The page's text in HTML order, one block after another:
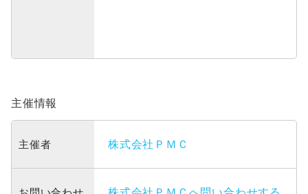
主催情報
主催者 株式会社ＰＭＣ